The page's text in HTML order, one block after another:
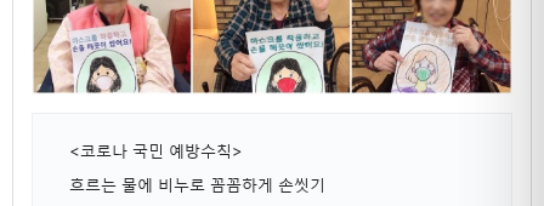
<코로나 국민 예방수칙>
흐르는 물에 비누로 꼼꼼하게 손씻기